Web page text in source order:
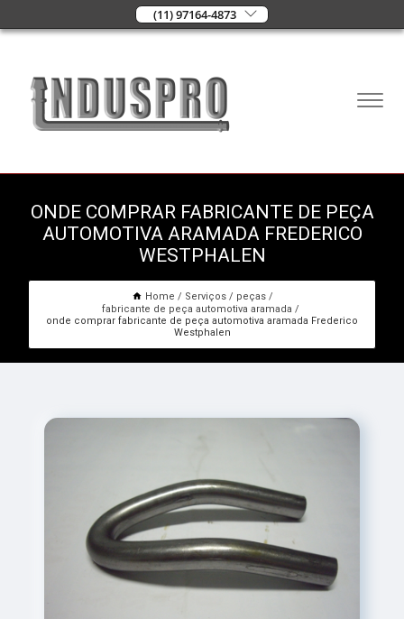
(11) 97164-4873
ONDE COMPRAR FABRICANTE DE PEÇA
AUTOMOTIVA ARAMADA FREDERICO
WESTPHALEN
Home Serviços
peças
fabricante de peça automotiva aramada
onde comprar fabricante de peça automotiva aramada Frederico
Westphalen